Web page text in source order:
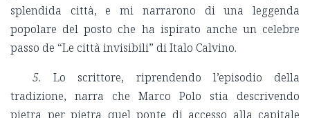
splendida città, e mi narrarono di una leggenda
popolare del posto che ha ispirato anche un celebre
passo de “Le città invisibili” di Italo Calvino.
5. Lo scrittore, riprendendo l’episodio della
tradizione, narra che Marco Polo stia descrivendo
pietra per pietra quel ponte di accesso alla capitale